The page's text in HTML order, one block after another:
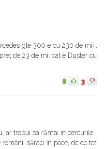
gle 300 e cu 230 de mii ,
de 23 de mii cat e Duster cu
8 3
ar trebui sa rămâi în cercurile
săraci în pace, de ce tot